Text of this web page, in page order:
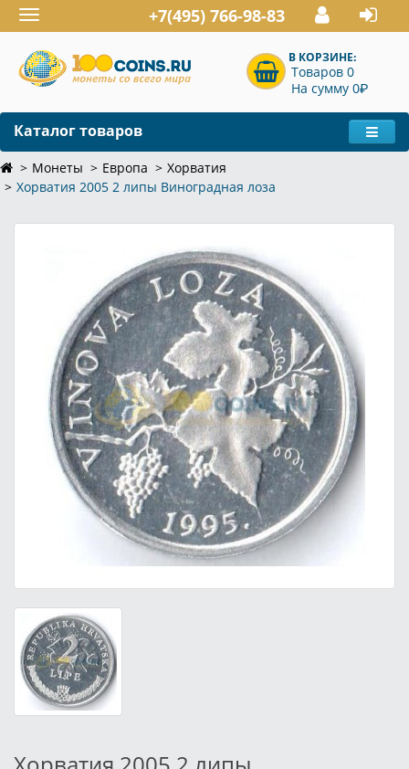
Toggle
navigation
+7(495) 766-98-83
В КОРЗИНЕ:
Товаров 0
На сумму 0P
Каталог товаров
Монеты Европа
Хорватия
Хорватия 2005 2 липы Виноградная лоза